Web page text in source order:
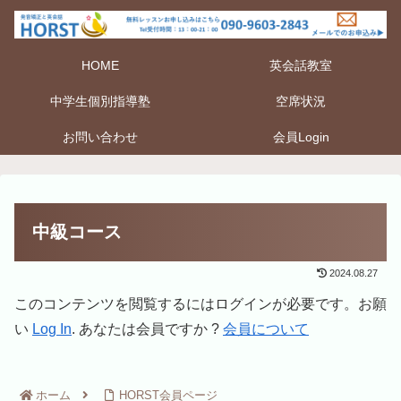
HOME 英会話教室
中学生個別指導塾 空席状況
お問い合わせ 会員Login
中級コース
2024.08.27
このコンテンツを閲覧するにはログインが必要です。お願
い Log In. あなたは会員ですか ? 会員について
ホーム HORST会員ページ